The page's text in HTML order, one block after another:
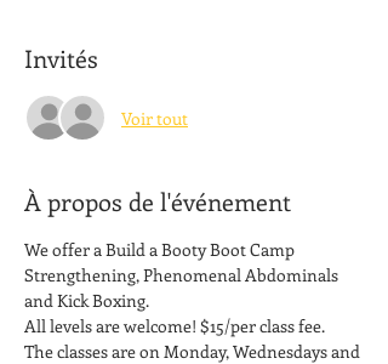
Invités
Voir tout
À propos de l'événement
We offer a Build a Booty Boot Camp
Strengthening, Phenomenal Abdominals
and Kick Boxing.
All levels are welcome! $15/per class fee.
The classes are on Monday, Wednesdays and